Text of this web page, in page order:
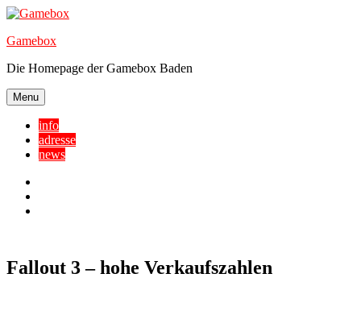
Skip
content
Gamebox
Die Homepage der Gamebox Baden
Menu
info
adresse
news
Fallout 3 – hohe Verkaufszahlen